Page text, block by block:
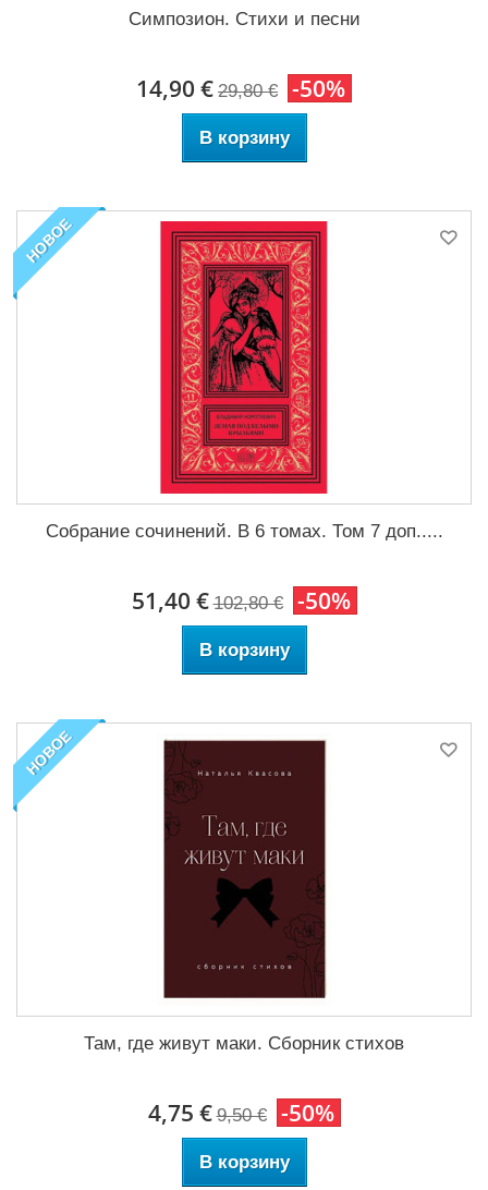
Симпозион. Стихи и песни
14,90 € 29,80 € -50%
В корзину
НОВОЕ
Собрание сочинений. В 6 томах. Том 7 доп.....
51,40 € 102,80 € -50%
В корзину
НОВОЕ
Там, где живут маки. Сборник стихов
4,75 € 9,50 € -50%
В корзину